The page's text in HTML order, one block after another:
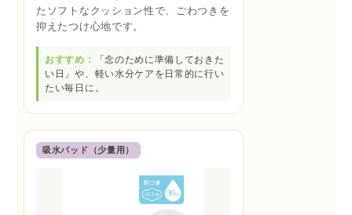
たソフトなクッション性で、ごわつきを
抑えたつけ心地です。
おすすめ：
「念のために準備しておきた
い日」や、軽い水分ケアを日常的に行い
たい毎日に。
吸水パッド（少量用）